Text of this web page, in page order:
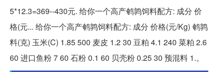
5*12.3=369--430元. 给你一个高产鹌鹑饲料配方: 成分 价
格(元... 给你一个高产鹌鹑饲料配方: 成分 价格(元/Kg) 鹌鹑
料(克) 玉米(C) 1.85 500 麦皮 1.2 30 豆粕 4.1 240 菜粕 2.6
60 进口鱼粉 7 60 石粉 0.1 60 贝壳粉 0.25 30 预混料 1.。